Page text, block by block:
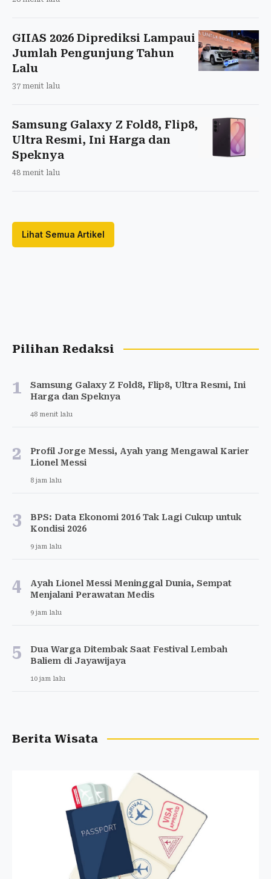
GIIAS 2026 Diprediksi Lampaui
Jumlah Pengunjung Tahun
Lalu
37 menit lalu
Samsung Galaxy Z Fold8, Flip8,
Ultra Resmi, Ini Harga dan
Speknya
48 menit lalu
Lihat Semua Artikel
Pilihan Redaksi
1
Samsung Galaxy Z Fold8, Flip8, Ultra Resmi, Ini
Harga dan Speknya
48 menit lalu
2
Profil Jorge Messi, Ayah yang Mengawal Karier
Lionel Messi
8 jam lalu
3
BPS: Data Ekonomi 2016 Tak Lagi Cukup untuk
Kondisi 2026
9 jam lalu
4
Ayah Lionel Messi Meninggal Dunia, Sempat
Menjalani Perawatan Medis
9 jam lalu
5
Dua Warga Ditembak Saat Festival Lembah
Baliem di Jayawijaya
10 jam lalu
Berita Wisata